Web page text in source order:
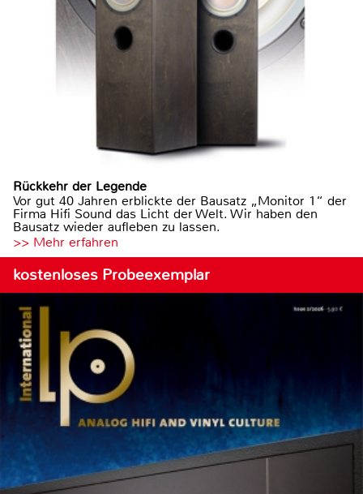
Rückkehr der Legende
Vor gut 40 Jahren erblickte der Bausatz „Monitor 1“ der
Firma Hifi Sound das Licht der Welt. Wir haben den
Bausatz wieder aufleben zu lassen.
>> Mehr erfahren
kostenloses Probeexemplar